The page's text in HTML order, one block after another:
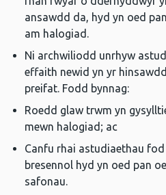
ansawdd da, hyd yn oed
am halogiad.
Ni archwiliodd unrhyw
effaith newid yn yr
preifat. Fodd bynnag:
Roedd glaw trwm yn
mewn halogiad; ac
Canfu rhai astudiaethau
bresennol hyd yn oed pan
safonau.